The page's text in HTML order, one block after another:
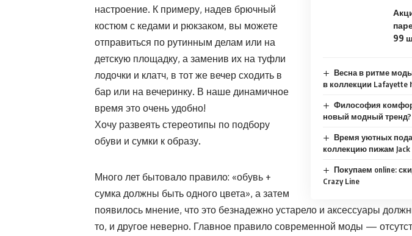
99
Весна в ритме
в коллекции Lafayette
Философия
новый модный тренд?
Время уютных
коллекцию пижам Jack
Покупаем online:
Crazy Line
настроение. К примеру, надев брючный
костюм с кедами и рюкзаком, вы можете
отправиться по рутинным делам или на
детскую площадку, а заменив их на туфли
лодочки и клатч, в тот же вечер сходить в
бар или на вечеринку. В наше динамичное
время это очень удобно!
Хочу развеять стереотипы по подбору
обуви и сумки к образу.
Много лет бытовало правило: «обувь +
сумка должны быть одного цвета», а затем
появилось мнение, что это безнадежно устарело и аксессуары
то, и другое неверно. Главное правило современной моды —